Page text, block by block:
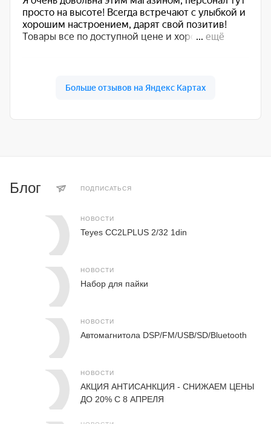
Блог ПОДПИСАТЬСЯ
НОВОСТИ
Teyes CC2LPLUS 2/32 1din
НОВОСТИ
Набор для пайки
НОВОСТИ
Автомагнитола DSP/FM/USB/SD/Bluetooth
НОВОСТИ
АКЦИЯ АНТИСАНКЦИЯ - СНИЖАЕМ ЦЕНЫ
ДО 20% С 8 АПРЕЛЯ